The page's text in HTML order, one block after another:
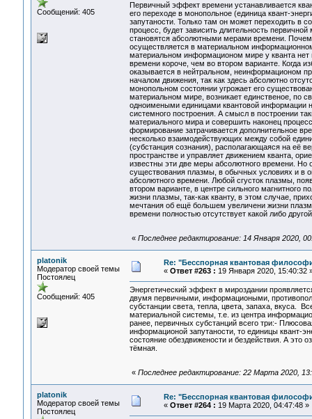
Сообщений: 405
Первичный эффект времени устанавливается
его переходе в монопольное (единица квант-
запутаности. Только там он может переходить в
процесс, будет зависить длительность
становятся абсолютными мерами времени.
осуществляется в материальном
материальном информационом мире у кванта нет
времени короче, чем во втором варианте. Когда
оказывается в нейтральном, неинформационом
началом движения, так как здесь абсолютно
монопольном состоянии угрожает его
материальном мире, возникает единственое, по
одноимеными единицами квантовой информации
системного построения. А смысл в построении
материального мира и совершить наконец
формирование затрачивается дополнительное
несколько взаимодействующих между собой
(субстанция сознания), располагающаяся на её
пространстве и управляет движением кванта,
известны эти две меры абсолютного времени. Но
существования плазмы, в обычных условиях и в
абсолютного времени. Любой сгусток плазмы,
втором варианте, в центре сильного магнитного
жизни плазмы, так-как кванту, в этом случае,
мечтания об ещё большем увеличени жизни
времени полностью отсутствует какой либо
« Последнее редактирование: 14 Января 2020,
platonik
Модератор своей темы
Постоялец
Сообщений: 405
Re: "Бесспорная квантовая
« Ответ #263 : 19 Января 2020, 15:40:32
Энергетический эффект в мироздании
двумя первичными, информациоными,
субстанции света, тепла, цвета, запаха, вкуса.
материальной системы, т.е. из центра
ранее, первичных субстанций всего три:-
информационой запутаности, то единицы квант-
состояние обездвижености и бездействия. А это
тёмная.
« Последнее редактирование: 22 Марта 2020,
platonik
Модератор своей темы
Постоялец
Re: "Бесспорная квантовая
« Ответ #264 : 19 Марта 2020, 04:47:48 »